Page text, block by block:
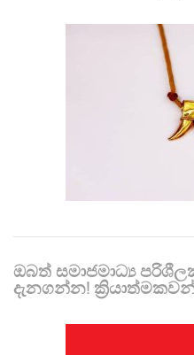
ඔබත් සමාජමාධ්‍ය
දැනගන්න!